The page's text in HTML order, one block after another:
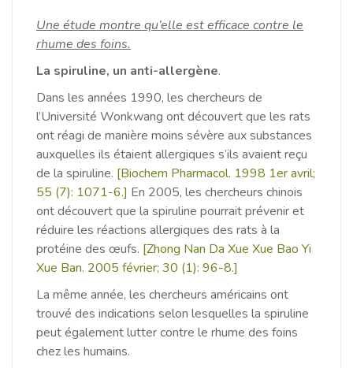
Une étude montre qu’elle est efficace contre le
rhume des foins.
La spiruline, un anti-allergène.
Dans les années 1990, les chercheurs de
l’Université Wonkwang ont découvert que les rats
ont réagi de manière moins sévère aux substances
auxquelles ils étaient allergiques s’ils avaient reçu
de la spiruline. [Biochem Pharmacol. 1998 1er avril;
55 (7): 1071-6.] En 2005, les chercheurs chinois
ont découvert que la spiruline pourrait prévenir et
réduire les réactions allergiques des rats à la
protéine des œufs. [Zhong Nan Da Xue Xue Bao Yi
Xue Ban. 2005 février; 30 (1): 96-8.]
La même année, les chercheurs américains ont
trouvé des indications selon lesquelles la spiruline
peut également lutter contre le rhume des foins
chez les humains.